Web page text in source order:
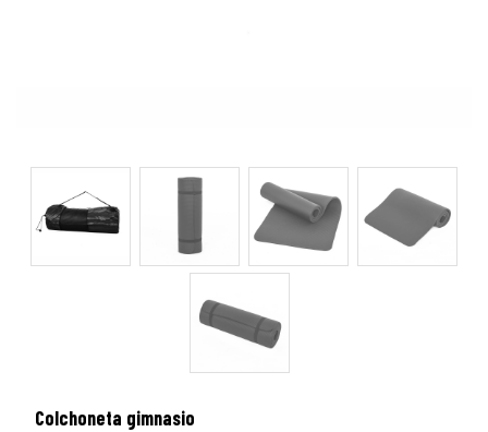
Colchoneta gimnasio